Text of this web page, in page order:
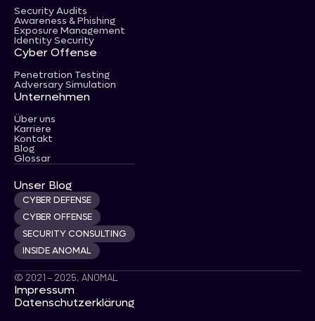
Security Audits
Awareness & Phishing
Exposure Management
Identity Security
Cyber Offense
Penetration Testing
Adversary Simulation
Unternehmen
Über uns
Karriere
Kontakt
Blog
Glossar
Unser Blog
CYBER DEFENSE
CYBER OFFENSE
SECURITY CONSULTING
INSIDE ANOMAL
© 2021 – 2025, ANOMAL
Impressum
Datenschutzerklärung